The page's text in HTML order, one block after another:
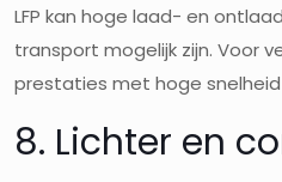
LFP kan hoge laad- en
transport mogelijk zijn. Voor
prestaties met hoge
8. Lichter en